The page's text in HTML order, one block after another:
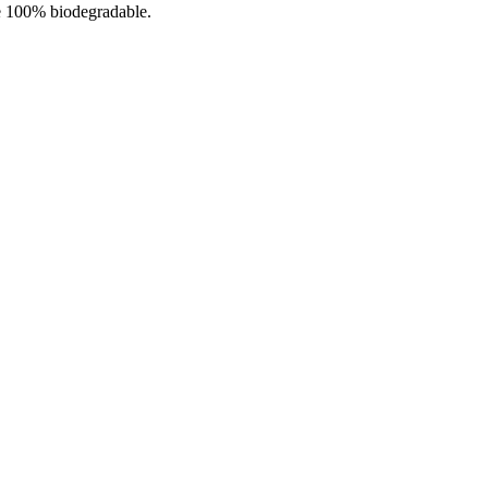
biodegradable.